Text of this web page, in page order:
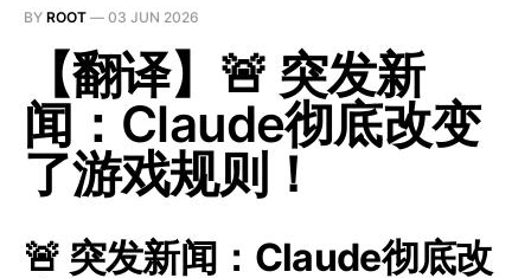
BY ROOT — 03 JUN 2026
【翻译】🚨 突发新
闻：Claude彻底改变
了游戏规则！
🚨 突发新闻：Claude彻底改